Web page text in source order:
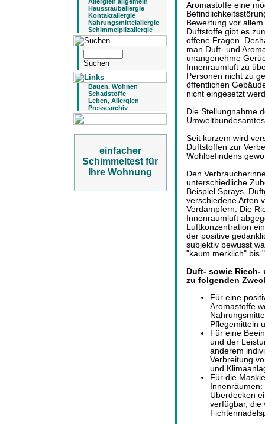
Hausstauballergie
Kontaktallergie
Nahrungsmittelallergie
Schimmelpilzallergie
Bauen, Wohnen
Schadstoffe
Leben, Allergien
Pressearchiv
einfacher
Schimmeltest für
Ihre Wohnung
Aromastoffe eine
Bewertung vor
Duftstoffe gibt es
offene Fragen.
man Duft- und
unangenehme
Innenraumluft zu
Personen nicht zu
öffentlichen
nicht eingesetzt
Die Stellungnahme
Seit kurzem wird
Duftstoffen zur
Wohlbefindens
Den
unterschiedliche
Beispiel Sprays,
verschiedene Arten
Verdampfern. Die
Innenraumluft
Luftkonzentration
der positive
subjektiv bewusst
"kaum merklich" bis
Duft- sowie
zu folgenden
Für eine
Aromastoffe
Pflegemitteln
Für eine
und der
anderem
Verbreitung
und
Für die
Überdecken
verfügbar, die